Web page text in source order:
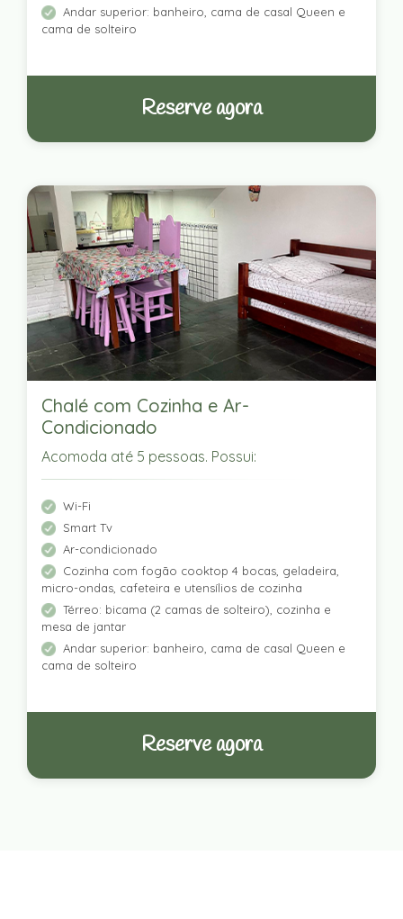
Andar superior: banheiro, cama de casal Queen e
cama de solteiro
Reserve agora
Chalé com Cozinha e Ar-
Condicionado
Acomoda até 5 pessoas. Possui:
Wi-Fi
Smart Tv
Ar-condicionado
Cozinha com fogão cooktop 4 bocas, geladeira,
micro-ondas, cafeteira e utensílios de cozinha
Térreo: bicama (2 camas de solteiro), cozinha e
mesa de jantar
Andar superior: banheiro, cama de casal Queen e
cama de solteiro
Reserve agora